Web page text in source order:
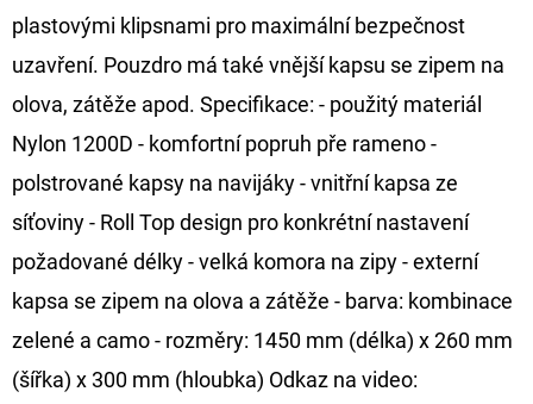
plastovými klipsnami pro maximální bezpečnost
uzavření. Pouzdro má také vnější kapsu se zipem na
olova, zátěže apod. Specifikace: - použitý materiál
Nylon 1200D - komfortní popruh pře rameno -
polstrované kapsy na navijáky - vnitřní kapsa ze
síťoviny - Roll Top design pro konkrétní nastavení
požadované délky - velká komora na zipy - externí
kapsa se zipem na olova a zátěže - barva: kombinace
zelené a camo - rozměry: 1450 mm (délka) x 260 mm
(šířka) x 300 mm (hloubka) Odkaz na video:
FOX
SUB
FLOAT
202
Kč
Původně:
225
Kč